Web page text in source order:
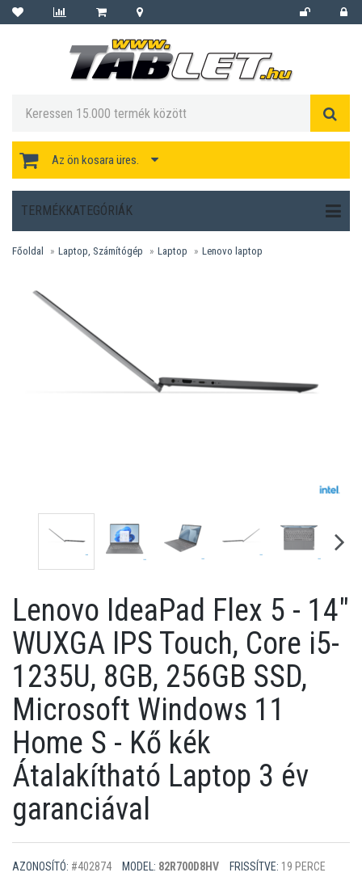
Az ön kosara üres.
TERMÉKKATEGÓRIÁK
Főoldal Laptop, Számítógép Laptop Lenovo laptop
Lenovo IdeaPad Flex 5 - 14"
WUXGA IPS Touch, Core i5-
1235U, 8GB, 256GB SSD,
Microsoft Windows 11
Home S - Kő kék
Átalakítható Laptop 3 év
garanciával
AZONOSÍTÓ: #402874 MODEL: 82R700D8HV FRISSÍTVE: 19 PERCE